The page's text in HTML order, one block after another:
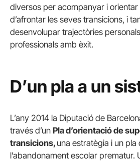
diversos per acompanyar i orientar
d’afrontar les seves transicions, i
desenvolupar trajectòries
professionals amb èxit.
D’un pla a un
L’any 2014 la Diputació de
través d’un Pla d’orientació de
transicions, una estratègia i un pla
l’abandonament escolar prematur.